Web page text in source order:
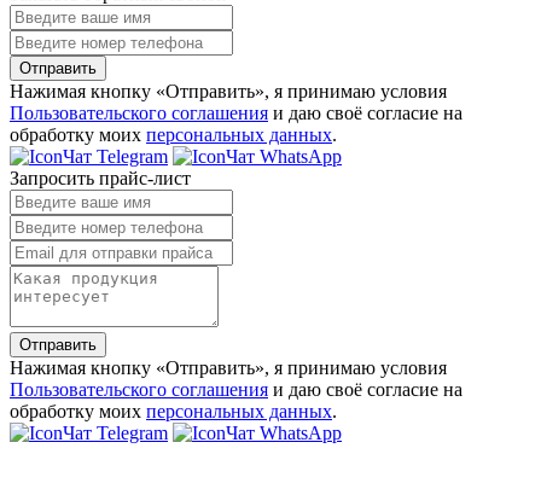
Отправить
Нажимая кнопку «Отправить», я принимаю условия
Пользовательского соглашения и даю своё согласие на
обработку моих персональных данных.
Чат Telegram
Чат WhatsApp
Запросить прайс-лист
Отправить
Нажимая кнопку «Отправить», я принимаю условия
Пользовательского соглашения и даю своё согласие на
обработку моих персональных данных.
Чат Telegram
Чат WhatsApp